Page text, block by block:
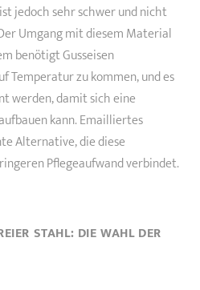
jedoch sehr schwer und nicht
Umgang mit diesem Material
benötigt Gusseisen
Temperatur zu kommen, und es
werden, damit sich eine
kann. Emailliertes
Alternative, die diese
Pflegeaufwand verbindet.
STAHL: DIE WAHL DER